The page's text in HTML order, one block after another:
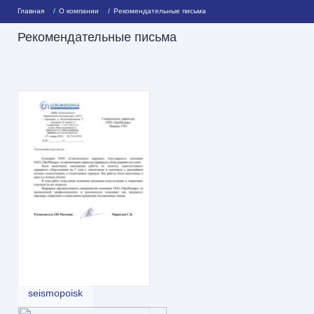
Главная О компании Рекомендательные письма
Рекомендательные письма
seismopoisk